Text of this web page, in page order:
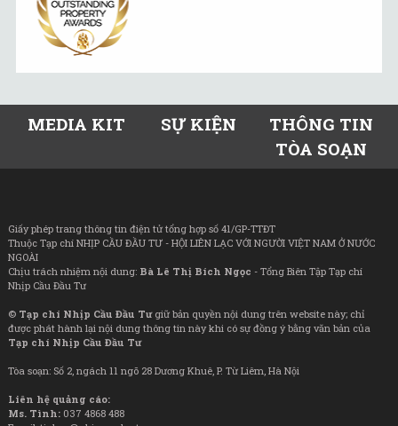
MEDIA KIT SỰ KIỆN
THÔNG TIN
TÒA SOẠN
Giấy phép trang thông tin điện tử tổng hợp số 41/GP-TTĐT
Thuộc Tạp chí NHỊP CẦU ĐẦU TƯ - HỘI LIÊN LẠC VỚI NGƯỜI VIỆT NAM Ở NƯỚC
NGOÀI
Chịu trách nhiệm nội dung: Bà Lê Thị Bích Ngọc - Tổng Biên Tập Tạp chí
Nhịp Cầu Đầu Tư
© Tạp chí Nhịp Cầu Đầu Tưgiữ bản quyền nội dung trên website này; chỉ
được phát hành lại nội dung thông tin này khi có sự đồng ý bằng văn bản của
Tạp chí Nhịp Cầu Đầu Tư
Tòa soạn: Số 2, ngách 11 ngõ 28 Dương Khuê, P. Từ Liêm, Hà Nội
Liên hệ quảng cáo:
Ms. Tình: 037 4868 488